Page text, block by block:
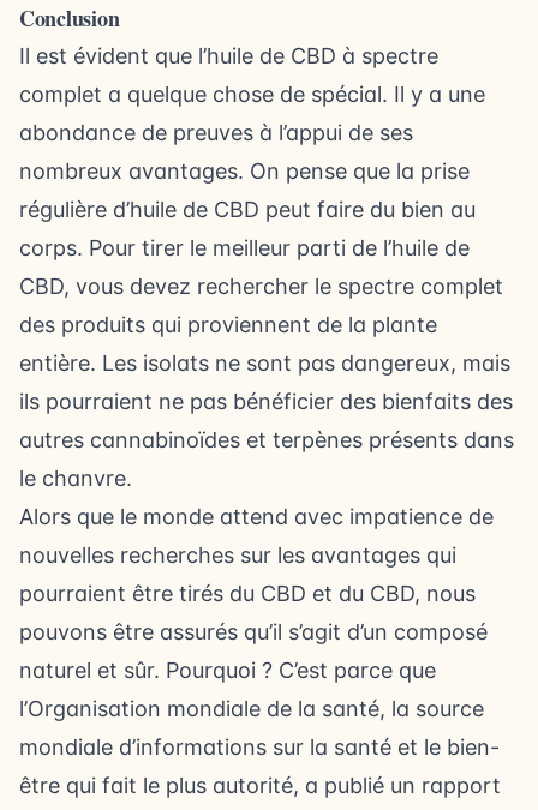
Conclusion
Il est évident que l’huile de CBD à spectre
complet a quelque chose de spécial. Il y a une
abondance de preuves à l’appui de ses
nombreux avantages. On pense que la prise
régulière d’huile de CBD peut faire du bien au
corps. Pour tirer le meilleur parti de l’huile de
CBD, vous devez rechercher le spectre complet
des produits qui proviennent de la plante
entière. Les isolats ne sont pas dangereux, mais
ils pourraient ne pas bénéficier des bienfaits des
autres cannabinoïdes et terpènes présents dans
le chanvre.
Alors que le monde attend avec impatience de
nouvelles recherches sur les avantages qui
pourraient être tirés du CBD et du CBD, nous
pouvons être assurés qu’il s’agit d’un composé
naturel et sûr. Pourquoi ? C’est parce que
l’Organisation mondiale de la santé, la source
mondiale d’informations sur la santé et le bien-
être qui fait le plus autorité, a publié un rapport